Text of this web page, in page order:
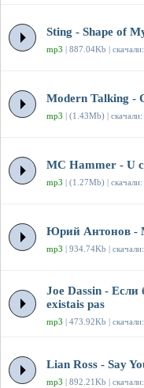
Sting - Shape of
mp3 | 887.04Kb |
Modern Talking -
mp3 | (1.43Mb) |
MC Hammer - U
mp3 | (1.27Mb) |
Юрий Антонов -
mp3 | 934.74Kb |
Joe Dassin - Если
existais pas
mp3 | 473.92Kb |
Lian Ross - Say
mp3 | 892.21Kb |